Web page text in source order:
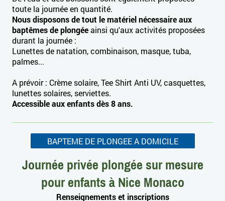
toute la journée en quantité.
Nous disposons de tout le matériel nécessaire aux
baptêmes de plongéeainsi qu'aux activités proposées
durant la journée :
Lunettes de natation, combinaison, masque, tuba,
palmes...
A prévoir : Crème solaire, Tee Shirt Anti UV, casquettes,
lunettes solaires, serviettes.
Accessible aux enfants dès 8 ans.
BAPTEME DE PLONGEE A DOMICILE
Journée privée plongée sur mesure
pour enfants à Nice Monaco
Renseignements et inscriptions